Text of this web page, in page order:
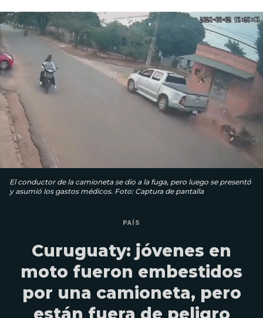
El conductor de la camioneta se dio a la fuga, pero luego se presentó
y asumió los gastos médicos. Foto: Captura de pantalla
PAÍS
Curuguaty: jóvenes en
moto fueron embestidos
por una camioneta, pero
están fuera de peligro